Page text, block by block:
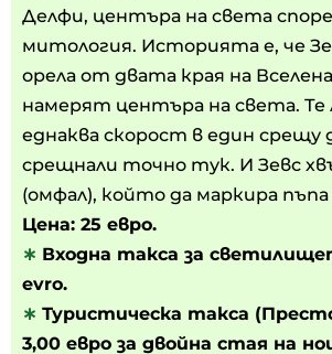
Делфи, центъра на света
митология. Историята е, че
орела от двата края на
намерят центъра на света. Те
еднаква скорост в един срещу
срещнали точно тук. И Зевс
(омфал), който да маркира
Цена: 25 евро.
∗ Входна такса за
evro.
∗ Туристическа такса
3,00 евро за двойна стая на